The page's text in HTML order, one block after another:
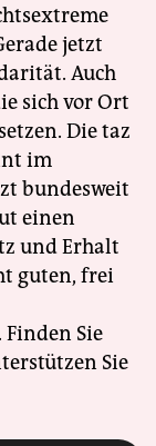
jetzt
Auch
sich vor Ort
Die taz
im
bundesweit
einen
und Erhalt
guten, frei
Sie
Sie